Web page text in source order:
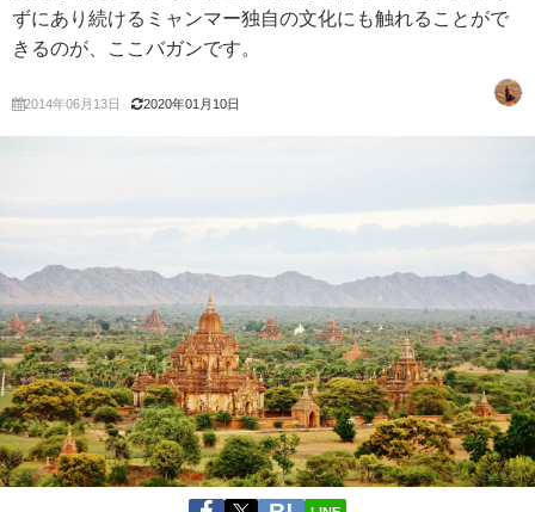
ずにあり続けるミャンマー独自の文化にも触れることがで
きるのが、ここバガンです。
2014年06月13日 2020年01月10日